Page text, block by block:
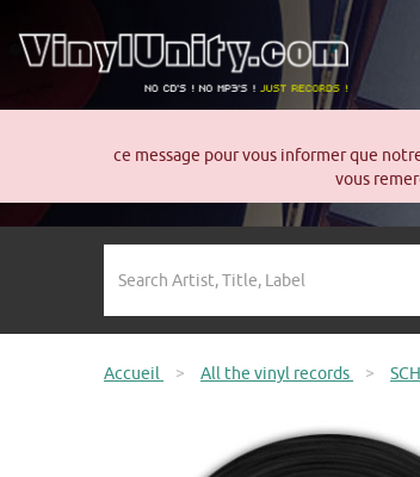
ce message pour vous informer que
vous
Accueil > All the vinyl records >